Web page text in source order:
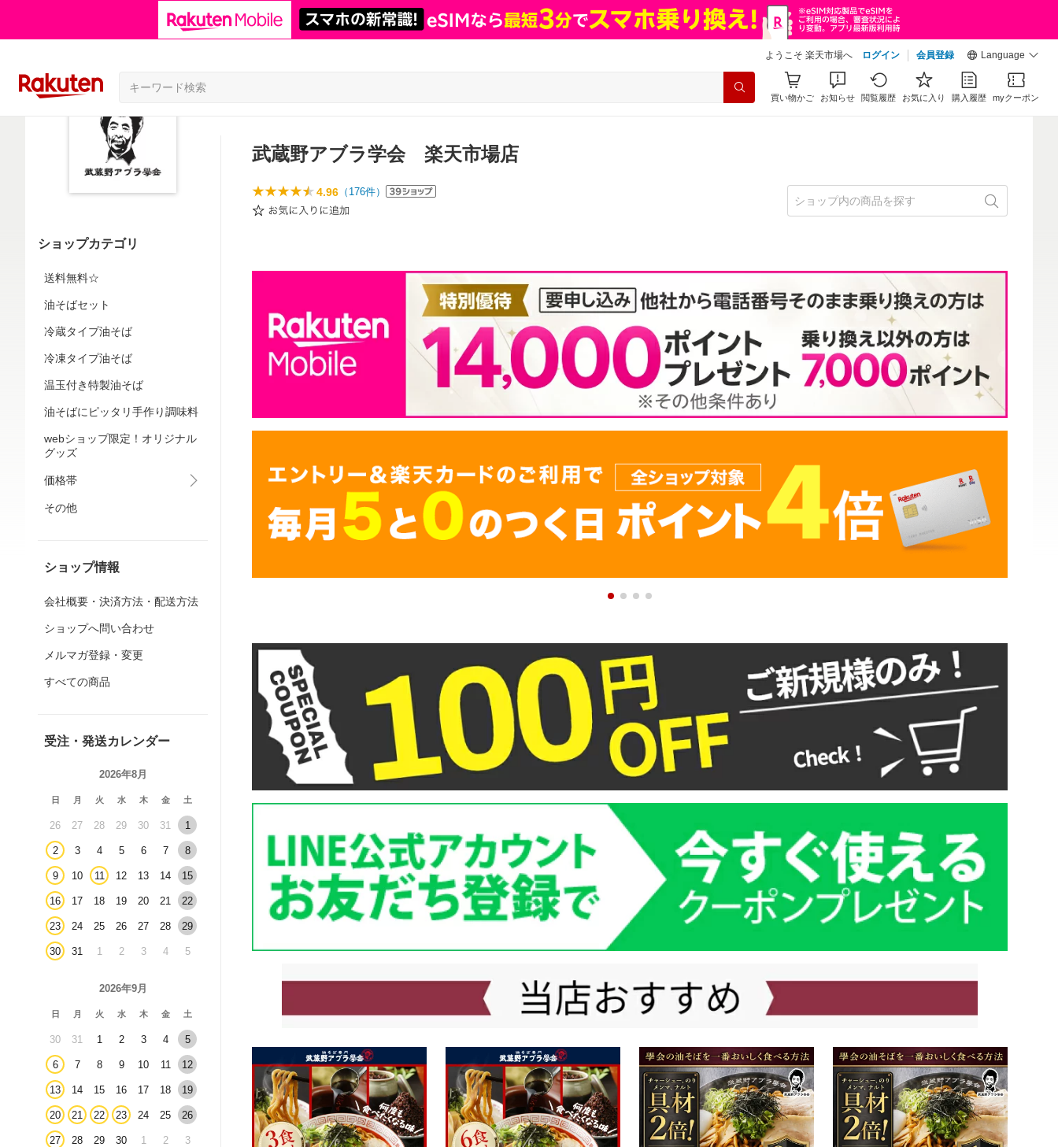
ようこそ 楽天市場へ ログイン 会員登録 Language
買い物かご お知らせ 閲覧履歴 お気に入り 購入履歴 myクーポン
ショップカテゴリ
送料無料☆
油そばセット
冷蔵タイプ油そば
冷凍タイプ油そば
温玉付き特製油そば
油そばにピッタリ手作り調味料
webショップ限定！オリジナル
グッズ
価格帯
その他
ショップ情報
会社概要・決済方法・配送方法
ショップへ問い合わせ
メルマガ登録・変更
すべての商品
受注・発送カレンダー
2026年8月
日 月 火 水 木 金 土
26 27 28 29 30 31 1
2 3 4 5 6 7 8
9 10 11 12 13 14 15
16 17 18 19 20 21 22
23 24 25 26 27 28 29
30 31 1 2 3 4 5
2026年9月
日 月 火 水 木 金 土
30 31 1 2 3 4 5
6 7 8 9 10 11 12
13 14 15 16 17 18 19
20 21 22 23 24 25 26
27 28 29 30 1 2 3
武蔵野アブラ学会 楽天市場店
4.96 （ 176件）